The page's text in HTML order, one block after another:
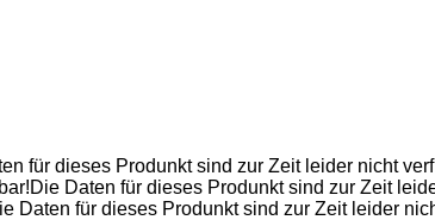
für dieses Produnkt sind zur Zeit leider nicht
Daten für dieses Produnkt sind zur Zeit
Daten für dieses Produnkt sind zur Zeit leider